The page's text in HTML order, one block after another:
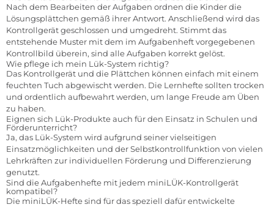
Nach dem Bearbeiten der Aufgaben ordnen die Kinder die
Lösungsplättchen gemäß ihrer Antwort. Anschließend wird das
Kontrollgerät geschlossen und umgedreht. Stimmt das
entstehende Muster mit dem im Aufgabenheft vorgegebenen
Kontrollbild überein, sind alle Aufgaben korrekt gelöst.
Wie pflege ich mein Lük-System richtig?
Das Kontrollgerät und die Plättchen können einfach mit einem
feuchten Tuch abgewischt werden. Die Lernhefte sollten trocken
und ordentlich aufbewahrt werden, um lange Freude am Üben
zu haben.
Eignen sich Lük-Produkte auch für den Einsatz in Schulen und
Förderunterricht?
Ja, das Lük-System wird aufgrund seiner vielseitigen
Einsatzmöglichkeiten und der Selbstkontrollfunktion von vielen
Lehrkräften zur individuellen Förderung und Differenzierung
genutzt.
Sind die Aufgabenhefte mit jedem miniLÜK-Kontrollgerät
kompatibel?
Die miniLÜK-Hefte sind für das speziell dafür entwickelte